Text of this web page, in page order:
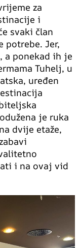
za
i
svaki član
Jer,
a ponekad ih je
Tuhelj, u
uređen
je ruka
dvije etaže,
i na ovaj vid